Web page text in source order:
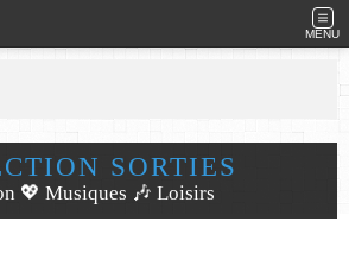
MENU
SORTIES
💖 Musiques 🎶 Loisirs